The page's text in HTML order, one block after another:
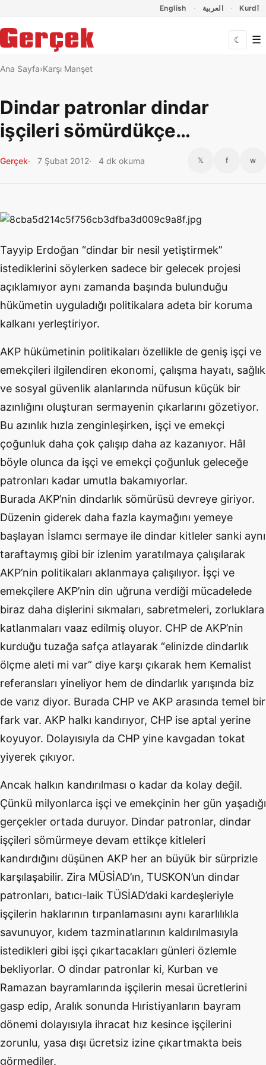
English العربية Kurdî
☾ ☰
Ana Sayfa Karşı Manşet
Dindar patronlar dindar
işçileri sömürdükçe…
Gerçek 7 Şubat 2012 4 dk okuma 𝕏 f w
Tayyip Erdoğan “dindar bir nesil yetiştirmek”
istediklerini söylerken sadece bir gelecek projesi
açıklamıyor aynı zamanda başında bulunduğu
hükümetin uyguladığı politikalara adeta bir koruma
kalkanı yerleştiriyor.
AKP hükümetinin politikaları özellikle de geniş işçi ve
emekçileri ilgilendiren ekonomi, çalışma hayatı, sağlık
ve sosyal güvenlik alanlarında nüfusun küçük bir
azınlığını oluşturan sermayenin çıkarlarını gözetiyor.
Bu azınlık hızla zenginleşirken, işçi ve emekçi
çoğunluk daha çok çalışıp daha az kazanıyor. Hâl
böyle olunca da işçi ve emekçi çoğunluk geleceğe
patronları kadar umutla bakamıyorlar.
Burada AKP’nin dindarlık sömürüsü devreye giriyor.
Düzenin giderek daha fazla kaymağını yemeye
başlayan İslamcı sermaye ile dindar kitleler sanki aynı
taraftaymış gibi bir izlenim yaratılmaya çalışılarak
AKP’nin politikaları aklanmaya çalışılıyor. İşçi ve
emekçilere AKP’nin din uğruna verdiği mücadelede
biraz daha dişlerini sıkmaları, sabretmeleri, zorluklara
katlanmaları vaaz edilmiş oluyor. CHP de AKP’nin
kurduğu tuzağa safça atlayarak “elinizde dindarlık
ölçme aleti mi var” diye karşı çıkarak hem Kemalist
referansları yineliyor hem de dindarlık yarışında biz
de varız diyor. Burada CHP ve AKP arasında temel bir
fark var. AKP halkı kandırıyor, CHP ise aptal yerine
koyuyor. Dolayısıyla da CHP yine kavgadan tokat
yiyerek çıkıyor.
Ancak halkın kandırılması o kadar da kolay değil.
Çünkü milyonlarca işçi ve emekçinin her gün yaşadığı
gerçekler ortada duruyor. Dindar patronlar, dindar
işçileri sömürmeye devam ettikçe kitleleri
kandırdığını düşünen AKP her an büyük bir sürprizle
karşılaşabilir. Zira MÜSİAD’ın, TUSKON’un dindar
patronları, batıcı-laik TÜSİAD’daki kardeşleriyle
işçilerin haklarının tırpanlamasını aynı kararlılıkla
savunuyor, kıdem tazminatlarının kaldırılmasıyla
istedikleri gibi işçi çıkartacakları günleri özlemle
bekliyorlar. O dindar patronlar ki, Kurban ve
Ramazan bayramlarında işçilerin mesai ücretlerini
gasp edip, Aralık sonunda Hıristiyanların bayram
dönemi dolayısıyla ihracat hız kesince işçilerini
zorunlu, yasa dışı ücretsiz izine çıkartmakta beis
görmediler.